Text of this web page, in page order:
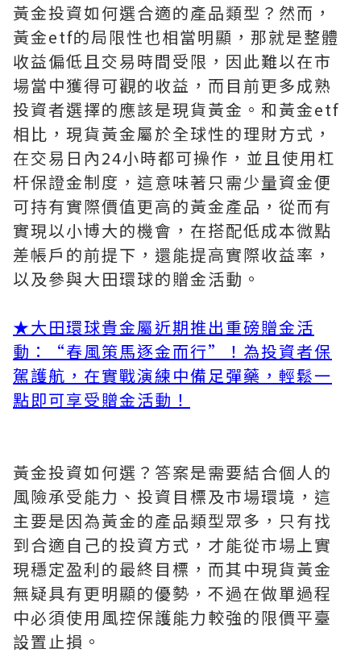
黃金投資如何選合適的產品類型？然而，
黃金etf的局限性也相當明顯，那就是整體
收益偏低且交易時間受限，因此難以在市
場當中獲得可觀的收益，而目前更多成熟
投資者選擇的應該是現貨黃金。和黃金etf
相比，現貨黃金屬於全球性的理財方式，
在交易日內24小時都可操作，並且使用杠
杆保證金制度，這意味著只需少量資金便
可持有實際價值更高的黃金產品，從而有
實現以小博大的機會，在搭配低成本微點
差帳戶的前提下，還能提高實際收益率，
以及參與大田環球的贈金活動。
★大田環球貴金屬近期推出重磅贈金活
動：“春風策馬逐金而行”！為投資者保
駕護航，在實戰演練中備足彈藥，輕鬆一
點即可享受贈金活動！
黃金投資如何選？答案是需要結合個人的
風險承受能力、投資目標及市場環境，這
主要是因為黃金的產品類型眾多，只有找
到合適自己的投資方式，才能從市場上實
現穩定盈利的最終目標，而其中現貨黃金
無疑具有更明顯的優勢，不過在做單過程
中必須使用風控保護能力較強的限價平臺
設置止損。